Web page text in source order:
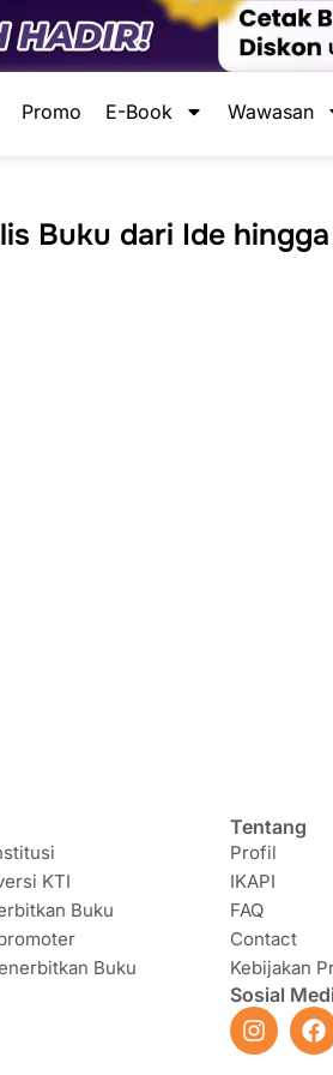
Promo E-Book Wawasan
Buku dari Ide
KTI
Buku
Buku
Tentang
Profil
IKAPI
FAQ
Contact
Kebijakan
Sosial
I
n
F
a